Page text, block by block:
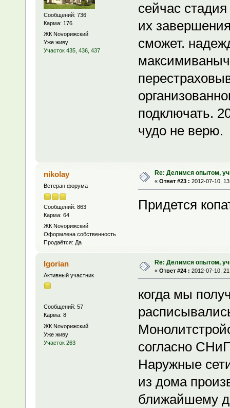
Сообщений: 736
Карма: 176
ЖК Novoрижский
Уже живу
Участок 435, 436, 437
сейчас
их
сможет.
максимиваныч
подключать.
чудо не верю.
nikolay
Ветеран форума
Сообщений: 863
Карма: 64
ЖК Novoрижский
Оформлена собственность
Продаётся: Да
Re: Делимся опытом,
« Ответ #23 : 2012-07-10,
Придется
Igorian
Активный участник
Сообщений: 57
Карма: 8
ЖК Novoрижский
Уже живу
Участок 263
Re: Делимся опытом,
« Ответ #24 : 2012-07-10,
когда мы
согласно
Наружные
из дома
ближайшему